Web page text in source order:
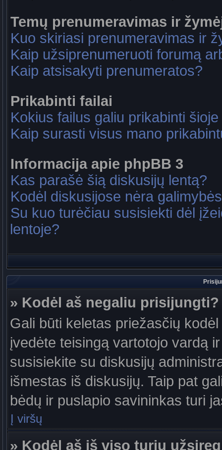
Temų prenumeravimas ir
Kuo skiriasi prenumeravimas ir
Kaip užsiprenumeruoti forumą
Kaip atsisakyti prenumeratos?
Prikabinti failai
Kokius failus galiu prikabinti
Kaip surasti visus mano
Informacija apie phpBB 3
Kas parašė šią diskusijų lentą?
Kodėl diskusijose nėra
Su kuo turėčiau susisiekti dėl
lentoje?
» Kodėl aš negaliu prisijungti?
Gali būti keletas priežasčių
įvedėte teisingą vartotojo vardą
susisiekite su diskusijų
išmestas iš diskusijų. Taip pat
bėdų ir puslapio savininkas turi
Į viršų
» Kodėl aš iš viso turiu